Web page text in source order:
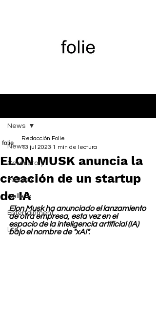
News
Cover Story
Fashion
Belleza
Entertainment
Life
News
ELON MUSK anuncia la
creación de un startup
de IA
Redacción Folie
13 jul 2023 1 min de lectura
Elon Musk ha anunciado el lanzamiento
de otra empresa, esta vez en el
espacio de la inteligencia artificial (IA)
bajo el nombre de "xAI".